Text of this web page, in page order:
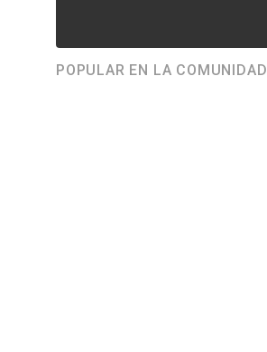
POPULAR EN LA COMUNIDAD